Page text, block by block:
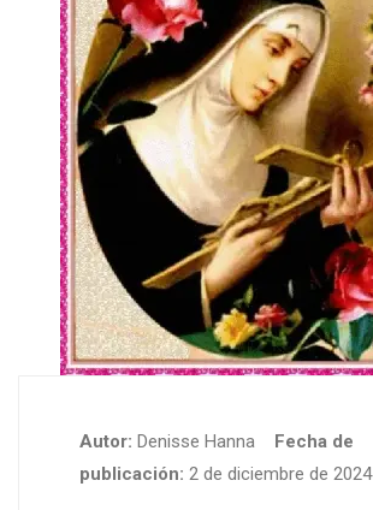
Autor: Denisse Hanna Fecha de
publicación: 2 de diciembre de 2024